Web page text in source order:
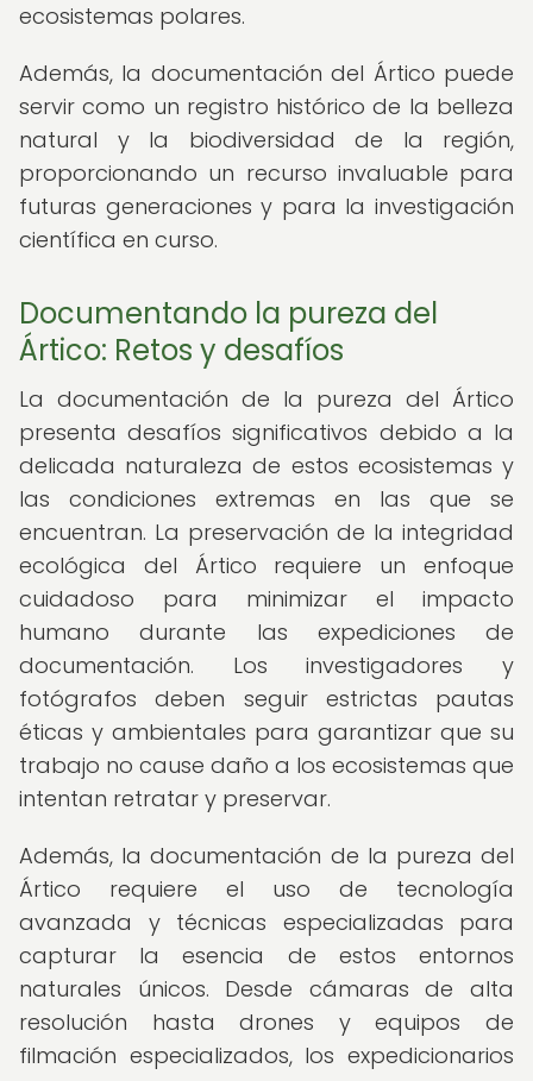
ecosistemas polares.
Además, la documentación del Ártico puede
servir como un registro histórico de la belleza
natural y la biodiversidad de la región,
proporcionando un recurso invaluable para
futuras generaciones y para la investigación
científica en curso.
Documentando la pureza del
Ártico: Retos y desafíos
La documentación de la pureza del Ártico
presenta desafíos significativos debido a la
delicada naturaleza de estos ecosistemas y
las condiciones extremas en las que se
encuentran. La preservación de la integridad
ecológica del Ártico requiere un enfoque
cuidadoso para minimizar el impacto
humano durante las expediciones de
documentación. Los investigadores y
fotógrafos deben seguir estrictas pautas
éticas y ambientales para garantizar que su
trabajo no cause daño a los ecosistemas que
intentan retratar y preservar.
Además, la documentación de la pureza del
Ártico requiere el uso de tecnología
avanzada y técnicas especializadas para
capturar la esencia de estos entornos
naturales únicos. Desde cámaras de alta
resolución hasta drones y equipos de
filmación especializados, los expedicionarios